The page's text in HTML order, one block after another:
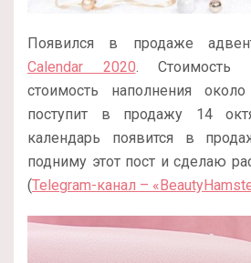
Появился в продаже
Calendar 2020. Стоимость
стоимость наполнения
поступит в продажу 14
календарь появится в
подниму этот пост и сделаю
(Telegram-канал –